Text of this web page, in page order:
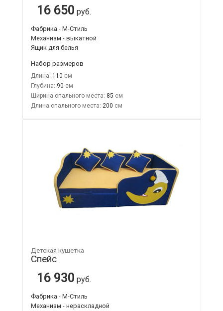
16 650 руб.
Фабрика - М-Стиль
Механизм - выкатной
Ящик для белья
Набор размеров
Длина: 110
Глубина: 90
Ширина спального места: 85
Длина спального места: 200
Детская кушетка
Спейс
16 930 руб.
Фабрика - М-Стиль
Механизм - нераскладной